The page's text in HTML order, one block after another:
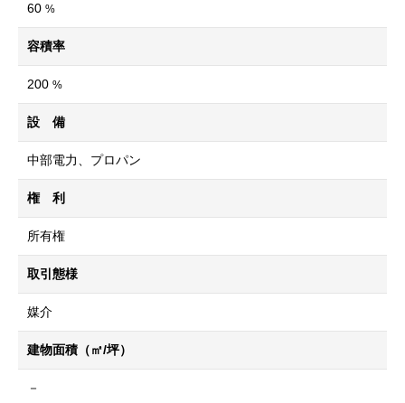
60 %
容積率
200 %
設 備
中部電力、プロパン
権 利
所有権
取引態様
媒介
建物面積（㎡/坪）
－